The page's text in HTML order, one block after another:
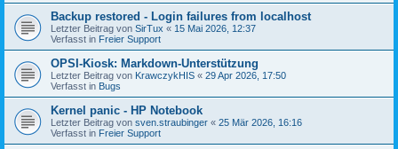
Backup restored - Login failures from localhost
Letzter Beitrag von SirTux « 15 Mai 2026, 12:37
Verfasst in Freier Support
OPSI-Kiosk: Markdown-Unterstützung
Letzter Beitrag von KrawczykHIS « 29 Apr 2026, 17:50
Verfasst in Bugs
Kernel panic - HP Notebook
Letzter Beitrag von sven.straubinger « 25 Mär 2026, 16:16
Verfasst in Freier Support